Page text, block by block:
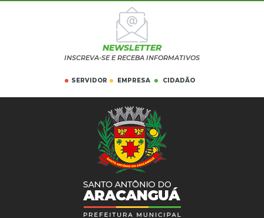
NEWSLETTER
INSCREVA-SE E RECEBA INFORMATIVOS
SERVIDOR EMPRESA CIDADÃO